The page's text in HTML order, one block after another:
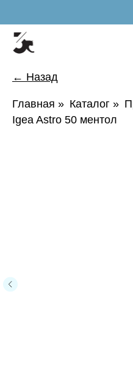
← Назад
Главная » Каталог »
Igea Astro 50 ментол